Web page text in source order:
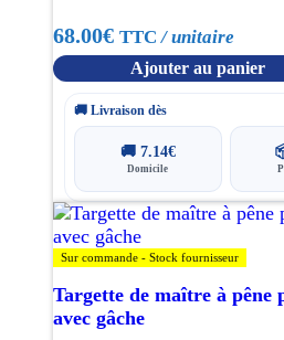
68.00€ TTC / unitaire
Ajouter au panier
🚚 Livraison dès
🚚 7.14€
Domicile
Sur commande - Stock fournisseur
Targette de maître à
avec gâche